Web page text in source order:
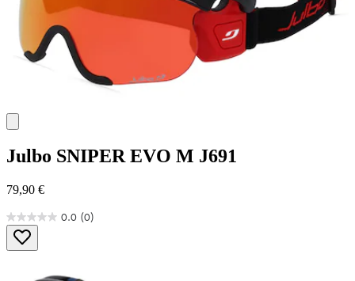
Julbo SNIPER EVO M J691
79,90 €
0.0 (0)
0.0
von
5